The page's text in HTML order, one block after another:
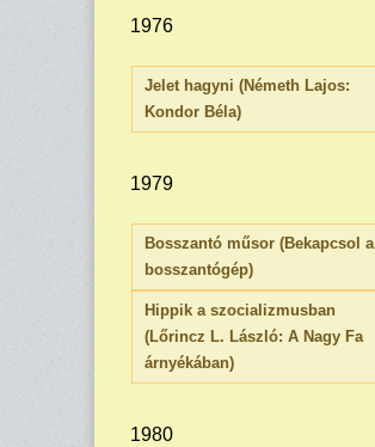
1976
Jelet hagyni (Németh Lajos:
Kondor Béla)
1979
Bosszantó műsor (Bekapcsol a
bosszantógép)
Hippik a szocializmusban
(Lőrincz L. László: A Nagy Fa
árnyékában)
1980